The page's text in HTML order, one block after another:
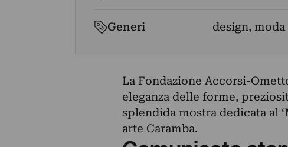
Generi design, moda
La Fondazione Accorsi-
eleganza delle forme,
splendida mostra dedicata al
arte Caramba.